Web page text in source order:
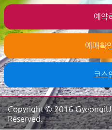
예약
예매확
코스
Copyright © 2016
Reserved.